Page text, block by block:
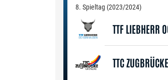
8. Spieltag (2023/2024)
TTF LIEBHERR
TTC